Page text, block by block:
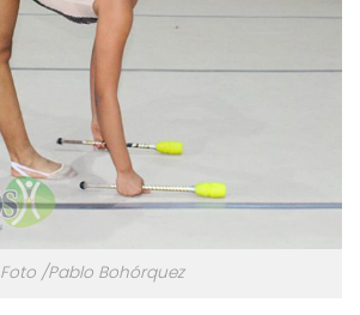
Foto /Pablo Bohórquez